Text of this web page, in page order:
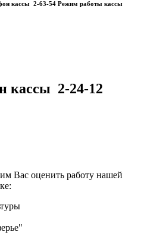
кассы 2-63-54 Режим работы кассы
кассы 2-24-12
Вас оценить работу нашей